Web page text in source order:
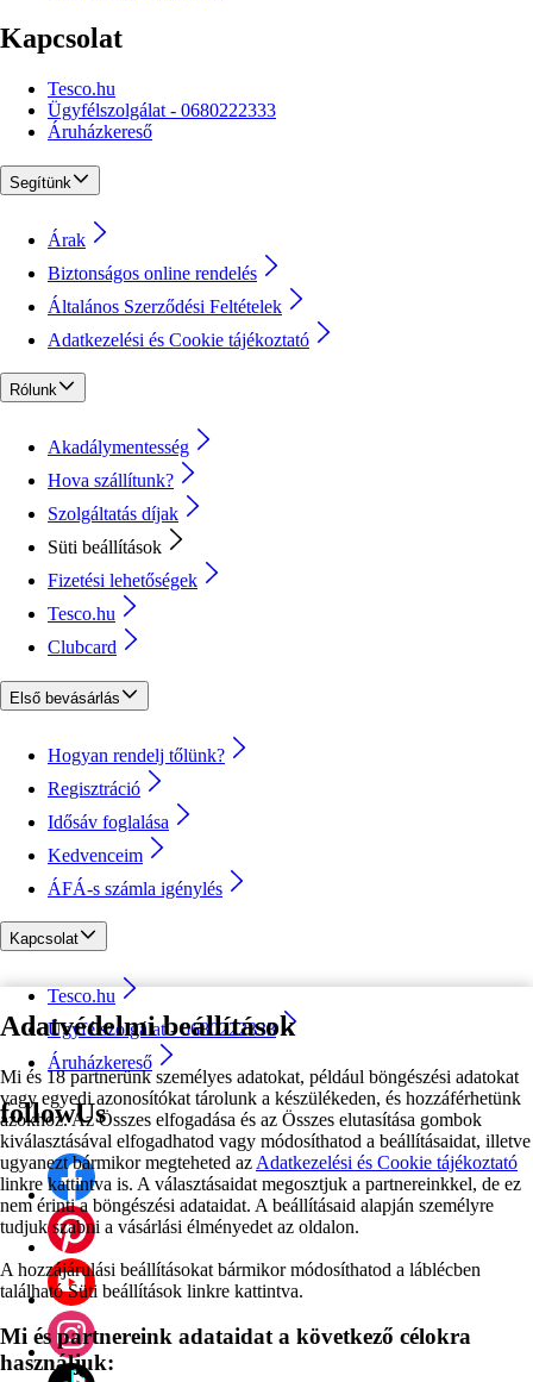
Adatvédelmi beállítások
Mi és 18 partnerünk személyes adatokat, például böngészési adatokat
vagy egyedi azonosítókat tárolunk a készülékeden, és hozzáférhetünk
azokhoz. Az Összes elfogadása és az Összes elutasítása gombok
kiválasztásával elfogadhatod vagy módosíthatod a beállításaidat, illetve
ugyanezt bármikor megteheted az Adatkezelési és Cookie tájékoztató
linkre kattintva is. A választásaidat megosztjuk a partnereinkkel, de ez
nem érinti a böngészési adataidat. A beállításaid alapján személyre
tudjuk szabni a vásárlási élményedet az oldalon.
A hozzájárulási beállításokat bármikor módosíthatod a láblécben
található Süti beállítások linkre kattintva.
Mi és partnereink adataidat a következő célokra
használjuk:
Kapcsolat
Tesco.hu
Ügyfélszolgálat - 0680222333
Áruházkereső
Segítünk
Árak
Biztonságos online rendelés
Általános Szerződési Feltételek
Adatkezelési és Cookie tájékoztató
Rólunk
Akadálymentesség
Hova szállítunk?
Szolgáltatás díjak
Süti beállítások
Fizetési lehetőségek
Tesco.hu
Clubcard
Első bevásárlás
Hogyan rendelj tőlünk?
Regisztráció
Idősáv foglalása
Kedvenceim
ÁFÁ-s számla igénylés
Kapcsolat
Tesco.hu
Ügyfélszolgálat - 0680222333
Áruházkereső
followUs